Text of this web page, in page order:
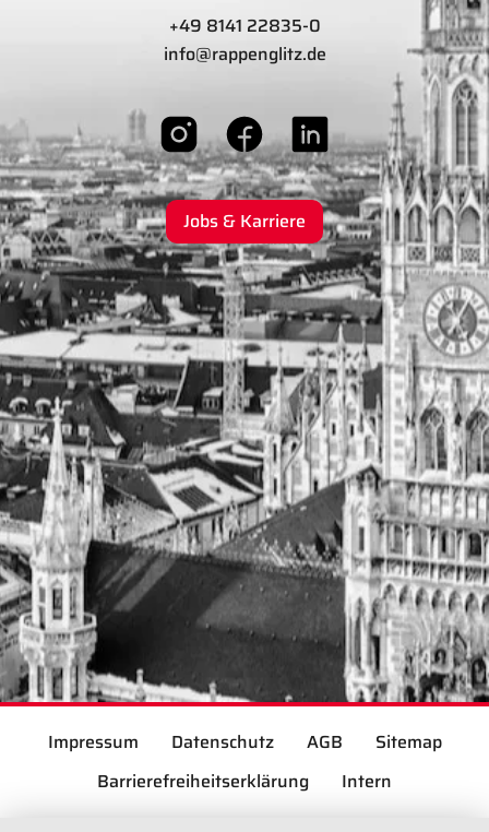
+49 8141 22835-0
info@rappenglitz.de
Jobs & Karriere
Impressum Datenschutz AGB
Sitemap
Barrierefreiheitserklärung
Intern